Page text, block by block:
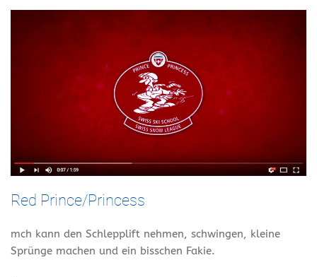
Red Prince/Princess
mch kann den Schlepplift nehmen, schwingen, kleine
Sprünge machen und ein bisschen Fakie.